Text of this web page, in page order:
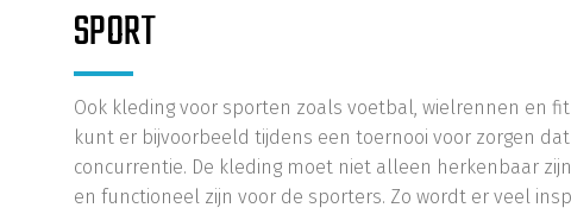
SPORT
Ook kleding voor sporten zoals voetbal, wielrennen en
kunt er bijvoorbeeld tijdens een toernooi voor zorgen
concurrentie. De kleding moet niet alleen herkenbaar
en functioneel zijn voor de sporters. Zo wordt er veel